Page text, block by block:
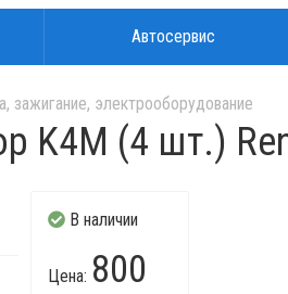
Автосервис
зажигание, электрооборудование
K4M (4 шт.)
В наличии
Цена: 800